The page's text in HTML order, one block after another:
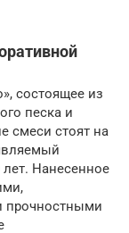
состоящее из
песка и
смеси стоят на
лет. Нанесенное
прочностными